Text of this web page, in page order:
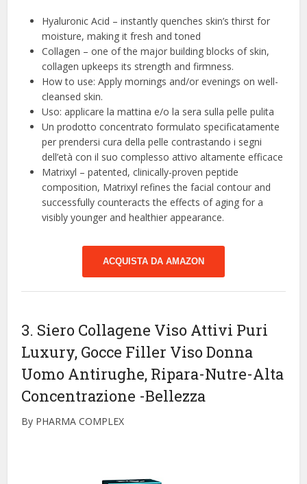
Hyaluronic Acid – instantly quenches skin’s thirst for
moisture, making it fresh and toned
Collagen – one of the major building blocks of skin,
collagen upkeeps its strength and firmness.
How to use: Apply mornings and/or evenings on well-
cleansed skin.
Uso: applicare la mattina e/o la sera sulla pelle pulita
Un prodotto concentrato formulato specificatamente
per prendersi cura della pelle contrastando i segni
dell’età con il suo complesso attivo altamente efficace
Matrixyl – patented, clinically-proven peptide
composition, Matrixyl refines the facial contour and
successfully counteracts the effects of aging for a
visibly younger and healthier appearance.
ACQUISTA DA AMAZON
3. Siero Collagene Viso Attivi Puri
Luxury, Gocce Filler Viso Donna
Uomo Antirughe, Ripara-Nutre-Alta
Concentrazione -Bellezza
By PHARMA COMPLEX